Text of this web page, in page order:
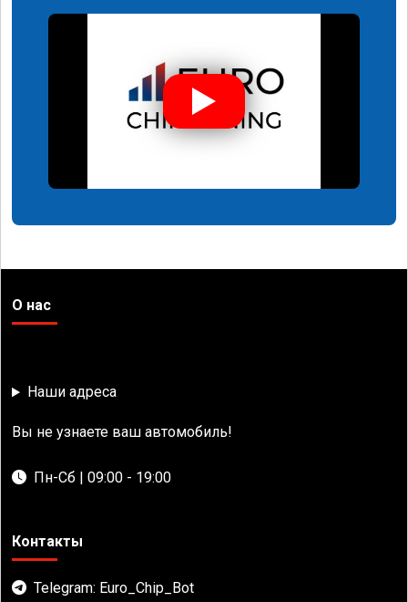
О нас
Наши адреса
Вы не узнаете ваш автомобиль!
Пн-Сб | 09:00 - 19:00
Контакты
Telegram: Euro_Chip_Bot